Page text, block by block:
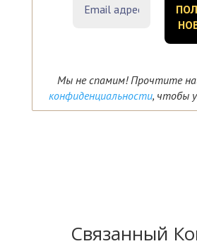
Мы не спамим! Прочтите
конфиденциальности, чтобы
Связанный